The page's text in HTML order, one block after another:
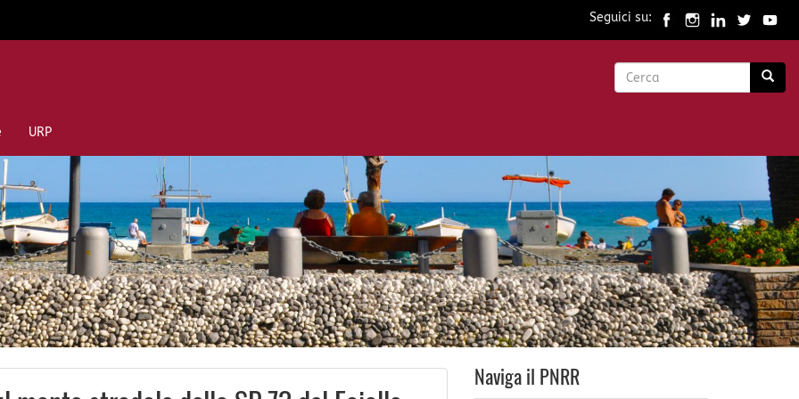
Seguici su:
Form
URP
Naviga il PNRR